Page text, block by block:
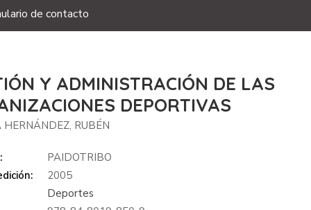
de contacto
Y ADMINISTRACIÓN DE LAS
DEPORTIVAS
HERNÁNDEZ, RUBÉN
PAIDOTRIBO
2005
Deportes